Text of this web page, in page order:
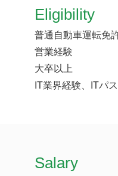
Eligibility
普通自動車運転免
営業経験
大卒以上
IT業界経験、ITパ
​Salary